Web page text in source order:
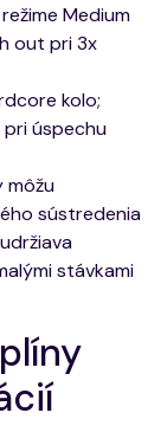
Medium
out pri 3x
kolo;
pri úspechu
môžu
sústredenia
stávkami